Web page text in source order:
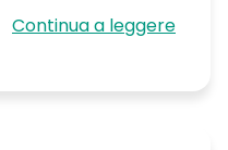
Continua a leggere